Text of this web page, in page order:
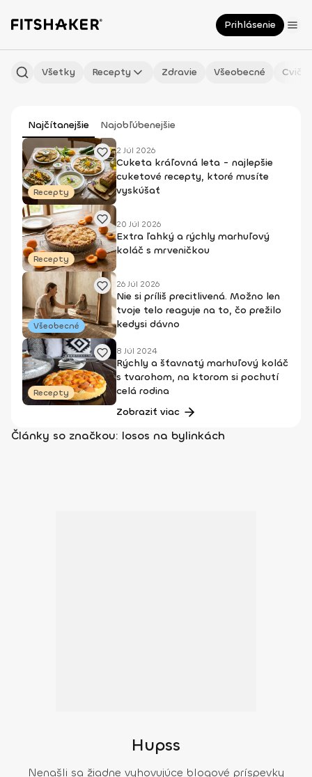
Prihlásenie
Všetky Recepty Zdravie Všeobecné
Najčítanejšie Najobľúbenejšie
Recepty
2 Júl 2026
Cuketa kráľovná leta - najlepšie
cuketové recepty, ktoré musíte
vyskúšať
Recepty
20 Júl 2026
Extra ľahký a rýchly marhuľový
koláč s mrveničkou
Všeobecné
26 Júl 2026
Nie si príliš precitlivená. Možno len
tvoje telo reaguje na to, čo prežilo
kedysi dávno
Recepty
8 Júl 2024
Rýchly a šťavnatý marhuľový koláč
s tvarohom, na ktorom si pochutí
celá rodina
Zobraziť viac
Články so značkou: losos na bylinkách
Hupss
Nenašli sa žiadne vyhovujúce blogové príspevky